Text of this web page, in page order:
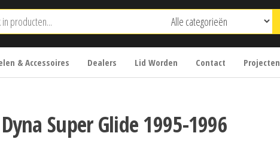
& Accessoires Dealers Lid Worden Contact Projecten
Dyna Super Glide 1995-1996